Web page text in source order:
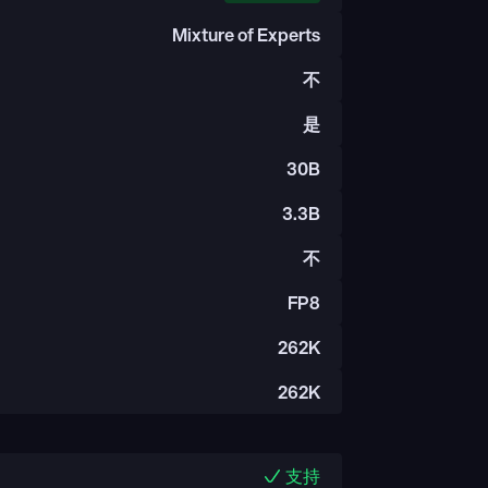
Mixture of Experts
不
是
30B
3.3B
不
FP8
262K
262K
支持